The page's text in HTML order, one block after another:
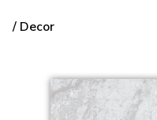
/ Decor